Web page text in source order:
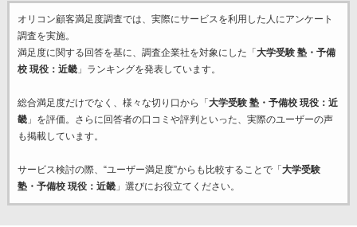
オリコン顧客満足度調査では、実際にサービスを利用した 人にアンケート
調査を実施。
満足度に関する回答を基に、調査企業社を対象にした「 大学受験 塾・予備
校 現役：近畿」ランキングを発表しています。
総合満足度だけでなく、様々な切り口から「 大学受験 塾・予備校 現役：近
畿」を評価。さらに回答者の口コミや評判といった、実際のユーザーの声
も掲載しています。
サービス検討の際、“ユーザー満足度”からも比較することで「 大学受験
塾・予備校 現役：近畿」選びにお役立てください。